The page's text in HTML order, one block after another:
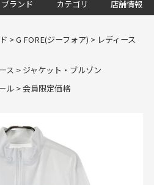
ブランド カテゴリ 店舗情報
>G FORE(ジーフォア) > レディース
ス > ジャケット・ブルゾン
ル>会員限定価格